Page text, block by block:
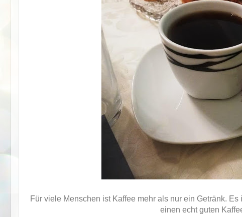
Für viele Menschen ist Kaffee mehr als nur ein Getränk.
einen echt guten